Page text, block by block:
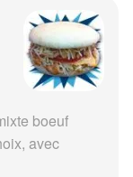
boeuf
avec